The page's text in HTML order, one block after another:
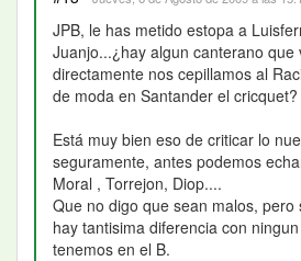
JPB, le has metido estopa a
Juanjo...¿hay algun canterano que
directamente nos cepillamos al
de moda en Santander el cricquet?
Está muy bien eso de criticar lo
seguramente, antes podemos
Moral , Torrejon, Diop....
Que no digo que sean malos, pero
hay tantisima diferencia con
tenemos en el B.